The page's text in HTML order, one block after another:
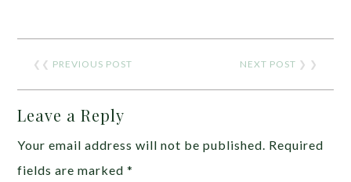
❮❮ PREVIOUS POST NEXT POST ❯ ❯
Leave a Reply
Your email address will not be published. Required
fields are marked*